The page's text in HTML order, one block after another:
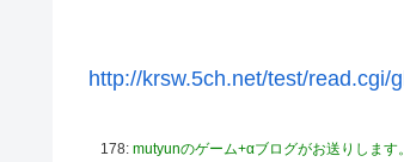
国連が事実上の機能停止に陥りつつあ
メタルバンドが日本から死滅した理由っ
【画像10枚】佐倉綾音さん(32)、自分
http://krsw.5ch.net/test/read.cgi/
178: mutyunのゲーム+αブログがお送りします。